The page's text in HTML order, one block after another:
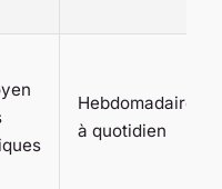
Hebdomadaire
à quotidien